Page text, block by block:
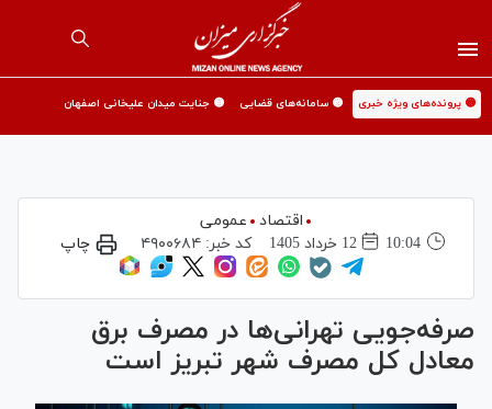
🟡 پرونده‌های ویژه خبری 🟡 سامانه‌های قضایی 🟡 جنایت میدان علیخانی اصفهان
اقتصاد
عمومی
10:04
12 خرداد 1405 کد خبر: ۴۹۰۰۶۸۴ چاپ
صرفه‌جویی تهرانی‌ها در مصرف برق
معادل کل مصرف شهر تبریز است